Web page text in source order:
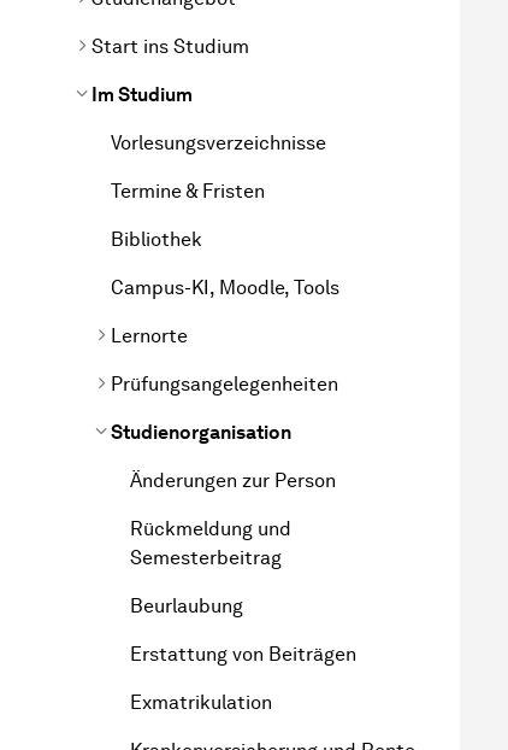
Start ins Studium
Im Studium
Vorlesungsverzeichnisse
Termine & Fristen
Bibliothek
Campus-KI, Moodle, Tools
Lernorte
Prüfungsangelegenheiten
Studienorganisation
Änderungen zur Person
Rückmeldung und
Semesterbeitrag
Beurlaubung
Erstattung von Beiträgen
Exmatrikulation